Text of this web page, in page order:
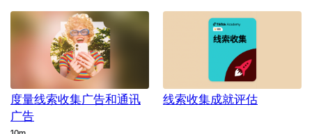
度量线索收集广告和通讯
广告
线索收集成就评估